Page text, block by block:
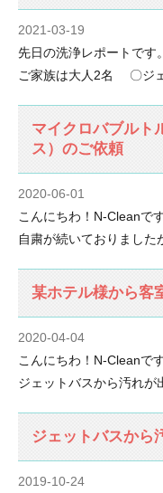
2021-03-19
先日の洗浄レポートで
ご家族は大人2名 〇ジ
マイクロバブルト
ス）のご依頼
2020-06-01
こんにちわ！N-Cleanで
自粛が続いておりました
某ホテル様から客
2020-04-04
こんにちわ！N-Cleanで
ジェットバスから汚れが
ジェットバスから
2019-10-24